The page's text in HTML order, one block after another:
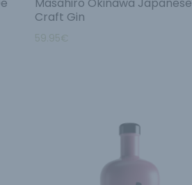
Craft Gin
59.95€